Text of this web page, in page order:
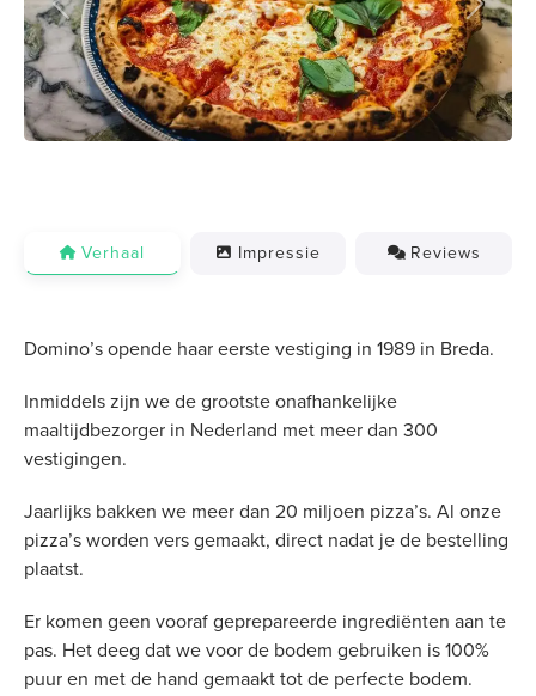
Previous Next
Verhaal Impressie Reviews
Domino’s opende haar eerste vestiging in 1989 in Breda.
Inmiddels zijn we de grootste onafhankelijke
maaltijdbezorger in Nederland met meer dan 300
vestigingen.
Jaarlijks bakken we meer dan 20 miljoen pizza’s. Al onze
pizza’s worden vers gemaakt, direct nadat je de bestelling
plaatst.
Er komen geen vooraf geprepareerde ingrediënten aan te
pas. Het deeg dat we voor de bodem gebruiken is 100%
puur en met de hand gemaakt tot de perfecte bodem.